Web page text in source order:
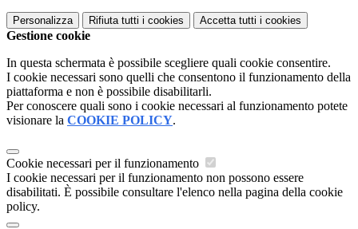
Personalizza Rifiuta tutti i cookies Accetta tutti i cookies
Gestione cookie
In questa schermata è possibile scegliere quali cookie consentire.
I cookie necessari sono quelli che consentono il funzionamento della
piattaforma e non è possibile disabilitarli.
Per conoscere quali sono i cookie necessari al funzionamento potete
visionare la COOKIE POLICY.
Cookie necessari per il funzionamento
I cookie necessari per il funzionamento non possono essere
disabilitati. È possibile consultare l'elenco nella pagina della cookie
policy.